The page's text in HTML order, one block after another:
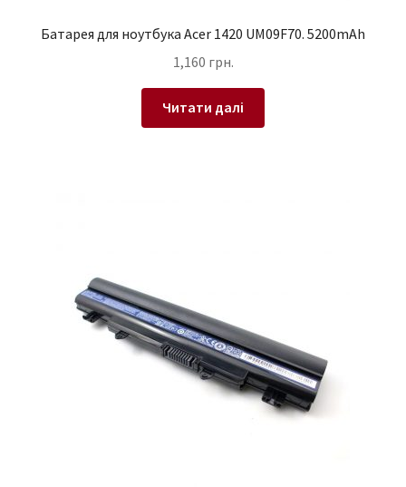
Батарея для ноутбука Acer 1420 UM09F70. 5200mAh
1,160 грн.
Читати далі